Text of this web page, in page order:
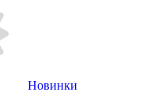
Новинки